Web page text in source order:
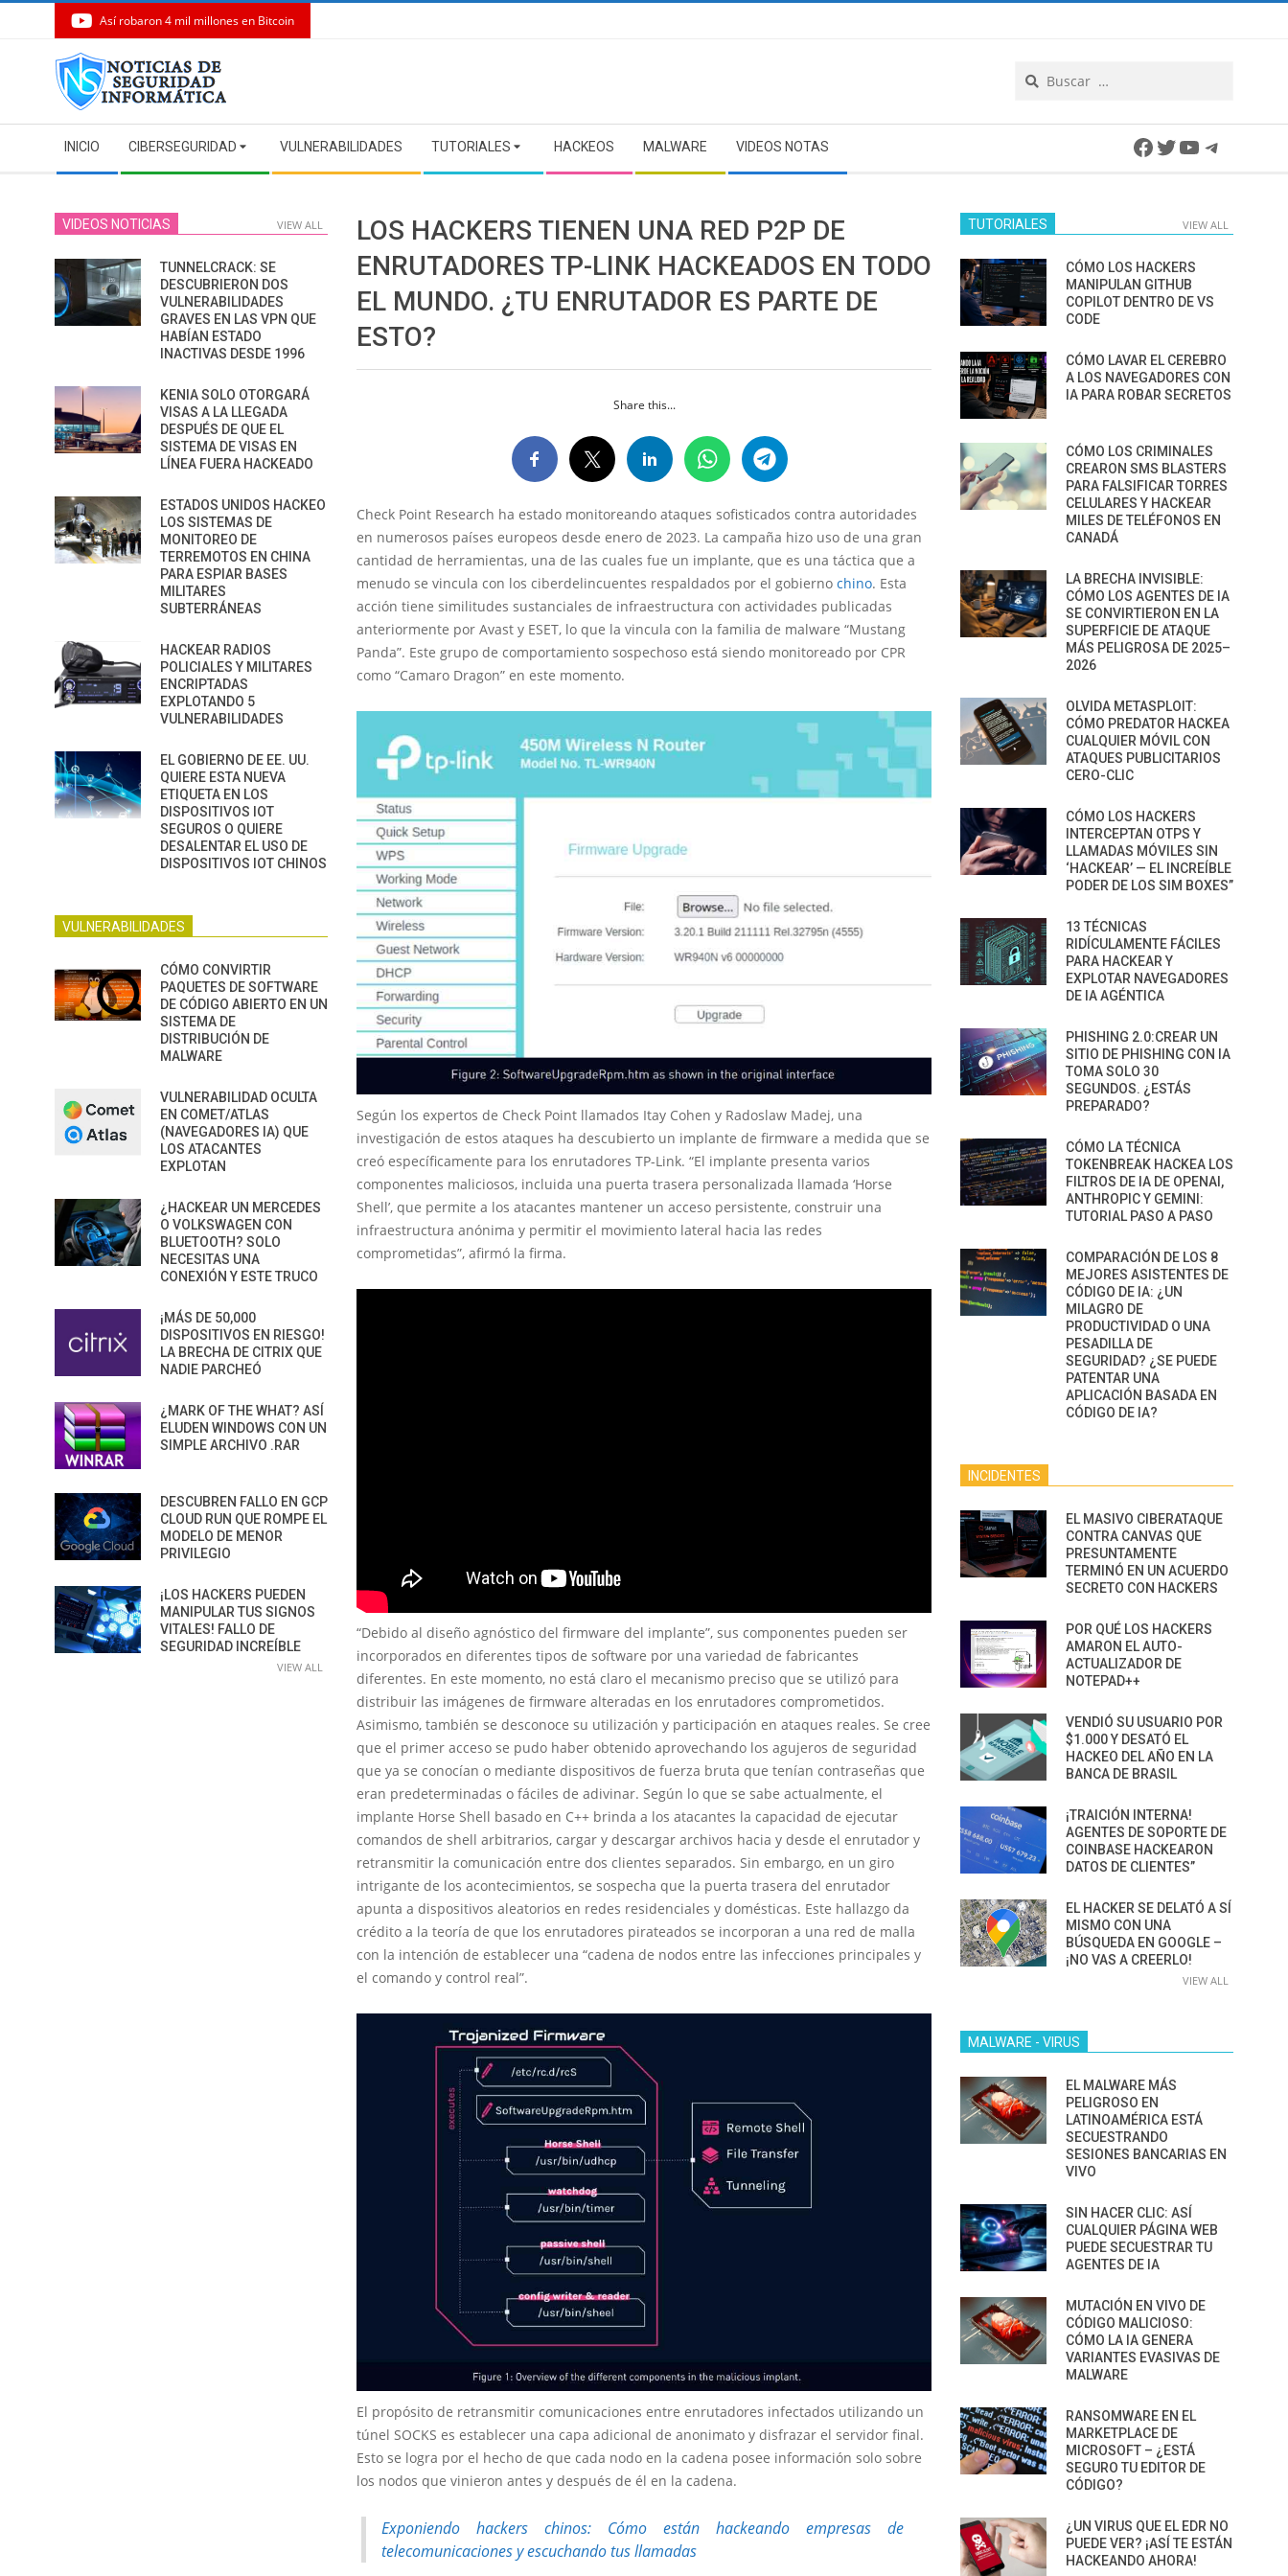
Así robaron 4 mil millones en Bitcoin
Navigation
Menu
INICIO CIBERSEGURIDAD VULNERABILIDADES TUTORIALES HACKEOS MALWARE VIDEOS NOTAS Facebook
Twitter
YouTube
LOS HACKERS TIENEN UNA RED P2P DE
ENRUTADORES TP-LINK HACKEADOS EN TODO
EL MUNDO. ¿TU ENRUTADOR ES PARTE DE
ESTO?
Share this...
Check Point Research ha estado monitoreando ataques sofisticados contra autoridades
en numerosos países europeos desde enero de 2023. La campaña hizo uso de una gran
cantidad de herramientas, una de las cuales fue un implante, que es una táctica que a
menudo se vincula con los ciberdelincuentes respaldados por el gobierno chino. Esta
acción tiene similitudes sustanciales de infraestructura con actividades publicadas
anteriormente por Avast y ESET, lo que la vincula con la familia de malware “Mustang
Panda”. Este grupo de comportamiento sospechoso está siendo monitoreado por CPR
como “Camaro Dragon” en este momento.
Según los expertos de Check Point llamados Itay Cohen y Radoslaw Madej, una
investigación de estos ataques ha descubierto un implante de firmware a medida que se
creó específicamente para los enrutadores TP-Link. “El implante presenta varios
componentes maliciosos, incluida una puerta trasera personalizada llamada ‘Horse
Shell’, que permite a los atacantes mantener un acceso persistente, construir una
infraestructura anónima y permitir el movimiento lateral hacia las redes
comprometidas”, afirmó la firma.
“Debido al diseño agnóstico del firmware del implante”, sus componentes pueden ser
incorporados en diferentes tipos de software por una variedad de fabricantes
diferentes. En este momento, no está claro el mecanismo preciso que se utilizó para
distribuir las imágenes de firmware alteradas en los enrutadores comprometidos.
Asimismo, también se desconoce su utilización y participación en ataques reales. Se cree
que el primer acceso se pudo haber obtenido aprovechando los agujeros de seguridad
que ya se conocían o mediante dispositivos de fuerza bruta que tenían contraseñas que
eran predeterminadas o fáciles de adivinar. Según lo que se sabe actualmente, el
implante Horse Shell basado en C++ brinda a los atacantes la capacidad de ejecutar
comandos de shell arbitrarios, cargar y descargar archivos hacia y desde el enrutador y
retransmitir la comunicación entre dos clientes separados. Sin embargo, en un giro
intrigante de los acontecimientos, se sospecha que la puerta trasera del enrutador
apunta a dispositivos aleatorios en redes residenciales y domésticas. Este hallazgo da
crédito a la teoría de que los enrutadores pirateados se incorporan a una red de malla
con la intención de establecer una “cadena de nodos entre las infecciones principales y
el comando y control real”.
El propósito de retransmitir comunicaciones entre enrutadores infectados utilizando un
túnel SOCKS es establecer una capa adicional de anonimato y disfrazar el servidor final.
Esto se logra por el hecho de que cada nodo en la cadena posee información solo sobre
los nodos que vinieron antes y después de él en la cadena.
Exponiendo hackers chinos: Cómo están hackeando empresas de
telecomunicaciones y escuchando tus llamadas
VIDEOS NOTICIAS VIEW ALL
TUNNELCRACK: SE
DESCUBRIERON DOS
VULNERABILIDADES
GRAVES EN LAS VPN QUE
HABÍAN ESTADO
INACTIVAS DESDE 1996
KENIA SOLO OTORGARÁ
VISAS A LA LLEGADA
DESPUÉS DE QUE EL
SISTEMA DE VISAS EN
LÍNEA FUERA HACKEADO
ESTADOS UNIDOS HACKEO
LOS SISTEMAS DE
MONITOREO DE
TERREMOTOS EN CHINA
PARA ESPIAR BASES
MILITARES
SUBTERRÁNEAS
HACKEAR RADIOS
POLICIALES Y MILITARES
ENCRIPTADAS
EXPLOTANDO 5
VULNERABILIDADES
EL GOBIERNO DE EE. UU.
QUIERE ESTA NUEVA
ETIQUETA EN LOS
DISPOSITIVOS IOT
SEGUROS O QUIERE
DESALENTAR EL USO DE
DISPOSITIVOS IOT CHINOS
VULNERABILIDADES
CÓMO CONVIRTIR
PAQUETES DE SOFTWARE
DE CÓDIGO ABIERTO EN UN
SISTEMA DE
DISTRIBUCIÓN DE
MALWARE
VULNERABILIDAD OCULTA
EN COMET/ATLAS
(NAVEGADORES IA) QUE
LOS ATACANTES
EXPLOTAN
¿HACKEAR UN MERCEDES
O VOLKSWAGEN CON
BLUETOOTH? SOLO
NECESITAS UNA
CONEXIÓN Y ESTE TRUCO
¡MÁS DE 50,000
DISPOSITIVOS EN RIESGO!
LA BRECHA DE CITRIX QUE
NADIE PARCHEÓ
¿MARK OF THE WHAT? ASÍ
ELUDEN WINDOWS CON UN
SIMPLE ARCHIVO .RAR
DESCUBREN FALLO EN GCP
CLOUD RUN QUE ROMPE EL
MODELO DE MENOR
PRIVILEGIO
¡LOS HACKERS PUEDEN
MANIPULAR TUS SIGNOS
VITALES! FALLO DE
SEGURIDAD INCREÍBLE
VIEW ALL
TUTORIALES VIEW ALL
CÓMO LOS HACKERS
MANIPULAN GITHUB
COPILOT DENTRO DE VS
CODE
CÓMO LAVAR EL CEREBRO
A LOS NAVEGADORES CON
IA PARA ROBAR SECRETOS
CÓMO LOS CRIMINALES
CREARON SMS BLASTERS
PARA FALSIFICAR TORRES
CELULARES Y HACKEAR
MILES DE TELÉFONOS EN
CANADÁ
LA BRECHA INVISIBLE:
CÓMO LOS AGENTES DE IA
SE CONVIRTIERON EN LA
SUPERFICIE DE ATAQUE
MÁS PELIGROSA DE 2025–
2026
OLVIDA METASPLOIT:
CÓMO PREDATOR HACKEA
CUALQUIER MÓVIL CON
ATAQUES PUBLICITARIOS
CERO-CLIC
CÓMO LOS HACKERS
INTERCEPTAN OTPS Y
LLAMADAS MÓVILES SIN
‘HACKEAR’ — EL INCREÍBLE
PODER DE LOS SIM BOXES”
13 TÉCNICAS
RIDÍCULAMENTE FÁCILES
PARA HACKEAR Y
EXPLOTAR NAVEGADORES
DE IA AGÉNTICA
PHISHING 2.0:CREAR UN
SITIO DE PHISHING CON IA
TOMA SOLO 30
SEGUNDOS. ¿ESTÁS
PREPARADO?
CÓMO LA TÉCNICA
TOKENBREAK HACKEA LOS
FILTROS DE IA DE OPENAI,
ANTHROPIC Y GEMINI:
TUTORIAL PASO A PASO
COMPARACIÓN DE LOS 8
MEJORES ASISTENTES DE
CÓDIGO DE IA: ¿UN
MILAGRO DE
PRODUCTIVIDAD O UNA
PESADILLA DE
SEGURIDAD? ¿SE PUEDE
PATENTAR UNA
APLICACIÓN BASADA EN
CÓDIGO DE IA?
INCIDENTES
EL MASIVO CIBERATAQUE
CONTRA CANVAS QUE
PRESUNTAMENTE
TERMINÓ EN UN ACUERDO
SECRETO CON HACKERS
POR QUÉ LOS HACKERS
AMARON EL AUTO-
ACTUALIZADOR DE
NOTEPAD++
VENDIÓ SU USUARIO POR
$1.000 Y DESATÓ EL
HACKEO DEL AÑO EN LA
BANCA DE BRASIL
¡TRAICIÓN INTERNA!
AGENTES DE SOPORTE DE
COINBASE HACKEARON
DATOS DE CLIENTES”
EL HACKER SE DELATÓ A SÍ
MISMO CON UNA
BÚSQUEDA EN GOOGLE –
¡NO VAS A CREERLO!
VIEW ALL
MALWARE - VIRUS
EL MALWARE MÁS
PELIGROSO EN
LATINOAMÉRICA ESTÁ
SECUESTRANDO
SESIONES BANCARIAS EN
VIVO
SIN HACER CLIC: ASÍ
CUALQUIER PÁGINA WEB
PUEDE SECUESTRAR TU
AGENTES DE IA
MUTACIÓN EN VIVO DE
CÓDIGO MALICIOSO:
CÓMO LA IA GENERA
VARIANTES EVASIVAS DE
MALWARE
RANSOMWARE EN EL
MARKETPLACE DE
MICROSOFT – ¿ESTÁ
SEGURO TU EDITOR DE
CÓDIGO?
¿UN VIRUS QUE EL EDR NO
PUEDE VER? ¡ASÍ TE ESTÁN
HACKEANDO AHORA!